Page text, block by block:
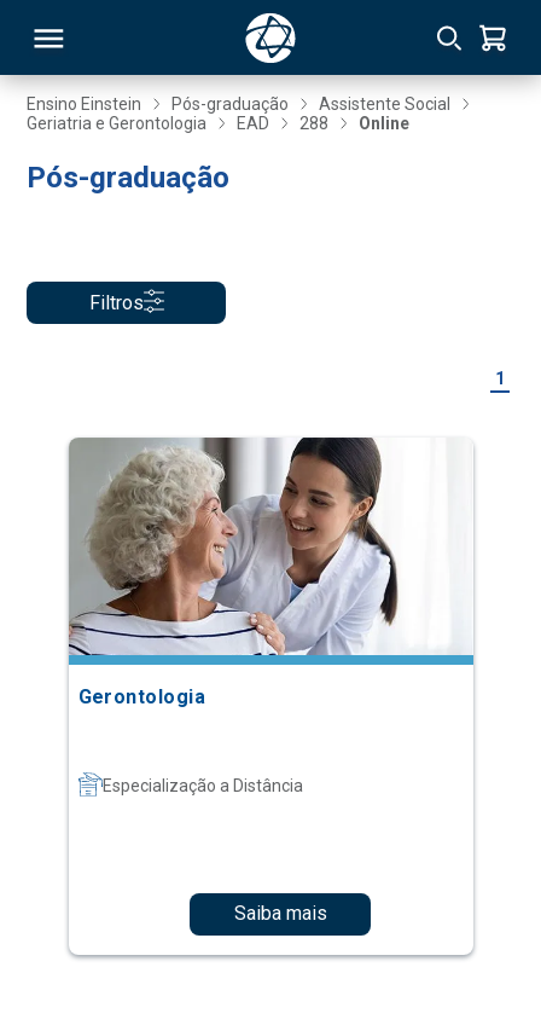
Ensino Einstein Pós-graduação
Assistente Social
Geriatria e Gerontologia
EAD 288 Online
Pós-graduação
Filtros
1
Gerontologia
Especialização a Distância
Saiba mais